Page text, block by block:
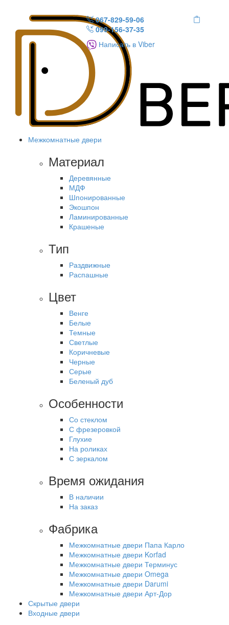
067-829-59-06
099-156-37-35
Написать в Viber
Межкомнатные двери
Материал
Деревянные
МДФ
Шпонированные
Экошпон
Ламинированные
Крашеные
Тип
Раздвижные
Распашные
Цвет
Венге
Белые
Темные
Светлые
Коричневые
Черные
Серые
Беленый дуб
Особенности
Со стеклом
С фрезеровкой
Глухие
На роликах
С зеркалом
Время ожидания
В наличии
На заказ
Фабрика
Межкомнатные двери Папа Карло
Межкомнатные двери Korfad
Межкомнатные двери Терминус
Межкомнатные двери Omega
Межкомнатные двери Darumi
Межкомнатные двери Арт-Дор
Скрытые двери
Входные двери